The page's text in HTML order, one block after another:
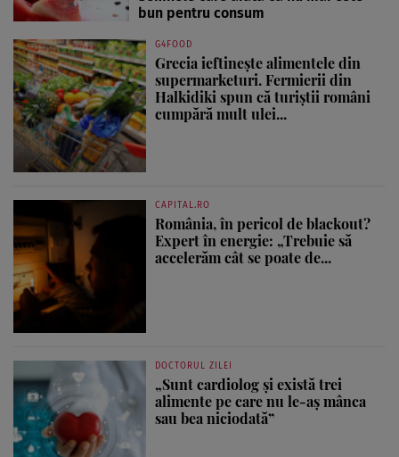
bun pentru consum
G4FOOD
Grecia ieftinește alimentele din
supermarketuri. Fermierii din
Halkidiki spun că turiștii români
cumpără mult ulei...
CAPITAL.RO
România, în pericol de blackout?
Expert în energie: „Trebuie să
accelerăm cât se poate de...
DOCTORUL ZILEI
„Sunt cardiolog și există trei
alimente pe care nu le-aș mânca
sau bea niciodată”